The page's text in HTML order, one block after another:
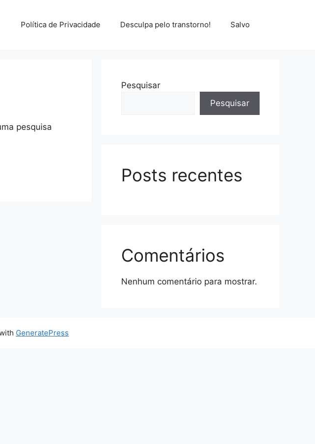
Política de Privacidade Desculpa pelo transtorno! Salvo
pesquisa
Pesquisar
Pesquisar
Posts recentes
Comentários
Nenhum comentário para mostrar.
GeneratePress